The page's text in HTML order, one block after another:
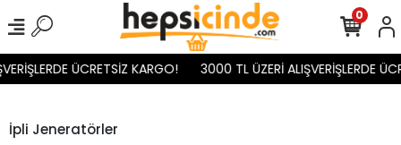
ÜCRETSİZ KARGO! 3000 TL ÜZERİ ALIŞVERİŞLERDE
0
İpli Jeneratörler